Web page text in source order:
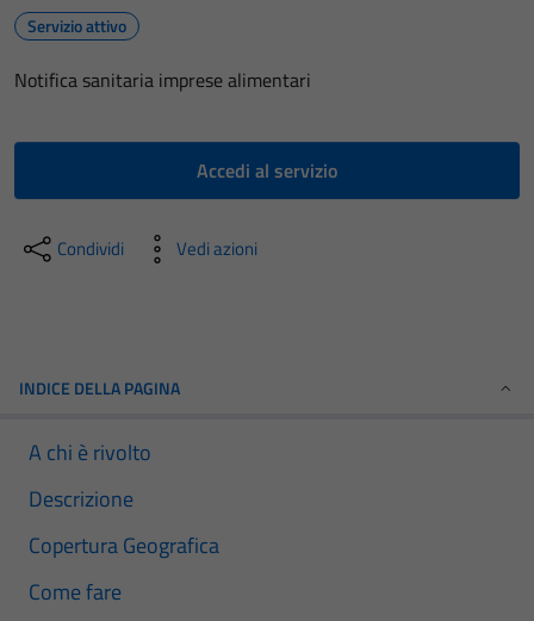
Servizio attivo
Notifica sanitaria imprese alimentari
Accedi al servizio
Condividi Vedi azioni
INDICE DELLA PAGINA
A chi è rivolto
Descrizione
Copertura Geografica
Come fare